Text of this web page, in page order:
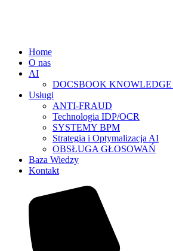
Home
O nas
AI
DOCSBOOK
Usługi
ANTI-FRAUD
Technologia IDP/OCR
SYSTEMY BPM
Strategia i Optymalizacja AI
OBSŁUGA GŁOSOWAŃ
Baza Wiedzy
Kontakt